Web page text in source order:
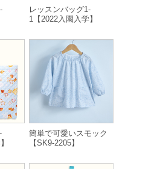
レッスンバッグ1-
1【2022入園入学】
簡単で可愛いスモック
【SK9-2205】